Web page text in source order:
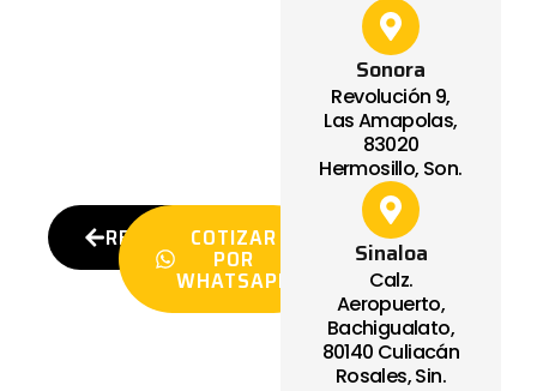
REGRESARCOTIZAR
POR
WHATSAPP
Sonora
Revolución 9,
Las Amapolas,
83020
Hermosillo, Son.
Sinaloa
Calz.
Aeropuerto,
Bachigualato,
80140 Culiacán
Rosales, Sin.